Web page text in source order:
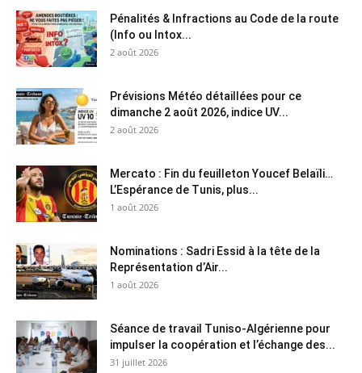
Pénalités & Infractions au Code de la route
(Info ou Intox...
2 août 2026
Prévisions Météo détaillées pour ce
dimanche 2 août 2026, indice UV...
2 août 2026
Mercato : Fin du feuilleton Youcef Belaïli…
L’Espérance de Tunis, plus...
1 août 2026
Nominations : Sadri Essid à la tête de la
Représentation d’Air...
1 août 2026
Séance de travail Tuniso-Algérienne pour
impulser la coopération et l’échange des...
31 juillet 2026